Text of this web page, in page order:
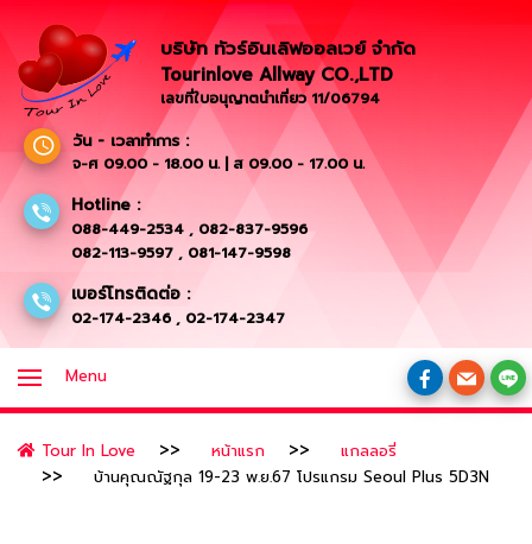
บริษัท ทัวร์อินเลิฟออลเวย์ จำกัด
Tourinlove Allway CO.,LTD
เลขที่ใบอนุญาตนำเที่ยว 11/06794
วัน - เวลาทำการ :
จ-ศ 09.00 - 18.00 น. | ส 09.00 - 17.00 น.
Hotline :
088-449-2534 , 082-837-9596
082-113-9597 , 081-147-9598
เบอร์โทรติดต่อ :
02-174-2346 , 02-174-2347
Menu
Tour In Love หน้าแรก
แกลลอรี่
บ้านคุณณัฐกุล 19-23 พ.ย.67 โปรแกรม Seoul Plus 5D3N